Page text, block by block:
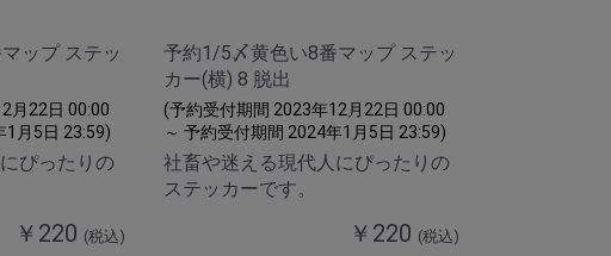
ップ ステッ
月22日 00:00
1月5日 23:59)
ぴったりの
￥220 (税込)
予約1/5〆黄色い8番マップ ステッ
カー(横) 8 脱出
(予約受付期間 2023年12月22日 00:00
～ 予約受付期間 2024年1月5日 23:59)
社畜や迷える現代人にぴったりの
ステッカーです。
￥220 (税込)